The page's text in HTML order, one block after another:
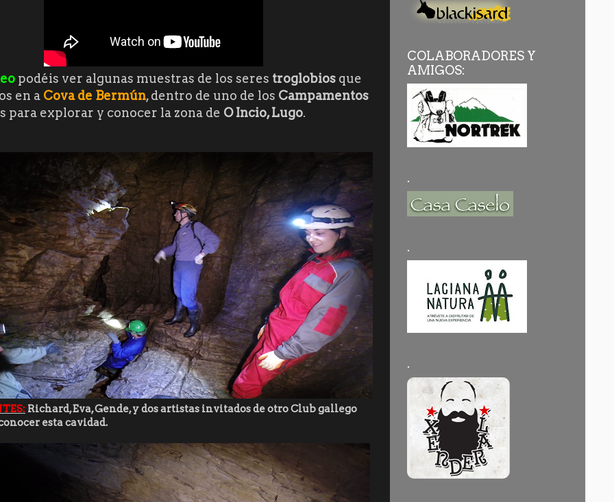
podéis ver algunas muestras de los seres troglobios que
en a Cova de Bermún, dentro de uno de los Campamentos
para explorar y conocer la zona de O Incio, Lugo.
Richard, Eva, Gende, y dos artistas invitados de otro Club gallego
esta cavidad.
COLABORADORES Y
AMIGOS:
.
.
.